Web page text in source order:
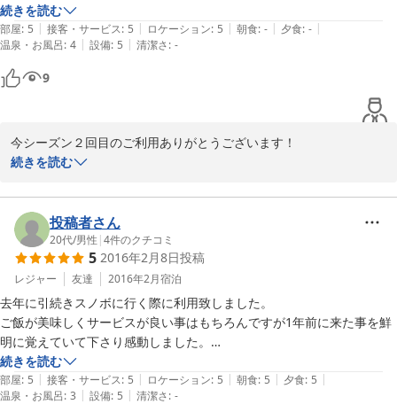
神田荘の良さは相変わらずでこの値段は驚きです！
今回は少し騒ぎすぎてしまいました。
すいませんでしたm(_ _)m
またよろしくお願いします！
続きを読む
部屋: 5 | 接客・サービス: 5 | ロケーション: 5 | 朝食: - | 夕食: - |
温泉・お風呂: 4 | 設備: 5 | 清潔さ: -
9
今シーズン２回目のご利用ありがとうございます！
今回は前回いらっしゃらなかったお友達のいらっしゃいましたが、
滞在中、楽しんで頂けた様子で何よりです。
家族経営の民宿ですので、立派な設備等はありませんので、コスパ
とスマイルが売りの宿です！
是非またお待ちしております。
ありがとうございます。
若旦那より
2016-02-29
続きを読む
投稿者さん
20代/男性 |4件のクチコミ
5 2016年2月8日投稿
レジャー 友達 2016年2月宿泊
去年に引続きスノボに行く際に利用致しました。
ご飯が美味しくサービスが良い事はもちろんですが1年前に来た事を鮮
明に覚えていて下さり感動しました。
部屋も綺麗でサービスが良くてご飯も美味しいので文句なしです。
続きを読む
部屋: 5 | 接客・サービス: 5 | ロケーション: 5 | 朝食: 5 | 夕食: 5 |
温泉・お風呂: 3 | 設備: 5 | 清潔さ: -